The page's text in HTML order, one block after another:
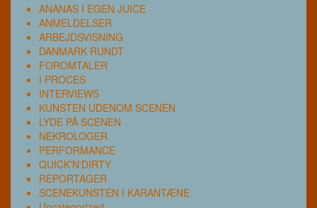
ANANAS I EGEN JUICE
ANMELDELSER
ARBEJDSVISNING
DANMARK RUNDT
FOROMTALER
I PROCES
INTERVIEWS
KUNSTEN UDENOM SCENEN
LYDE PÅ SCENEN
NEKROLOGER
PERFORMANCE
QUICK'N'DIRTY
REPORTAGER
SCENEKUNSTEN I KARANTÆNE